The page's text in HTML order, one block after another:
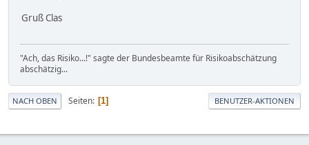
Gruß Clas
"Ach, das Risiko...!" sagte der Bundesbeamte für Risikoabschätzung
abschätzig...
NACH OBEN Seiten 1 BENUTZER-AKTIONEN